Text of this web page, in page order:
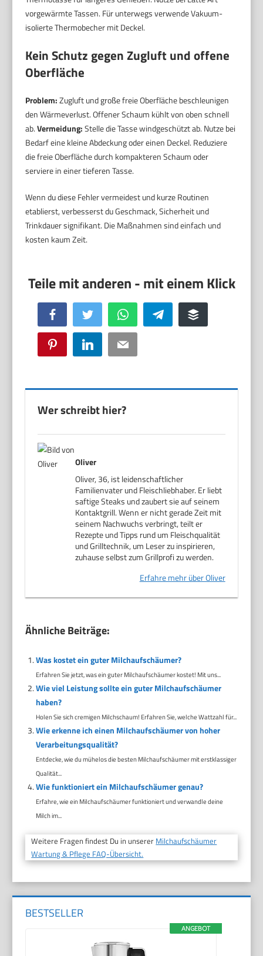
vorgewärmte Tassen. Für unterwegs verwende Vakuum-
isolierte Thermobecher mit Deckel.
Kein Schutz gegen Zugluft und offene
Oberfläche
Problem:Zugluft und große freie Oberfläche beschleunigen
den Wärmeverlust. Offener Schaum kühlt von oben schnell
ab.Vermeidung:Stelle die Tasse windgeschützt ab. Nutze bei
Bedarf eine kleine Abdeckung oder einen Deckel. Reduziere
die freie Oberfläche durch kompakteren Schaum oder
serviere in einer tieferen Tasse.
Wenn du diese Fehler vermeidest und kurze Routinen
etablierst, verbesserst du Geschmack, Sicherheit und
Trinkdauer signifikant. Die Maßnahmen sind einfach und
kosten kaum Zeit.
Facebook Twitter WhatsApp Telegram Buffer
Pinterest LinkedIn Email
Wer schreibt hier?
Oliver
Oliver, 36, ist leidenschaftlicher
Familienvater und Fleischliebhaber. Er liebt
saftige Steaks und zaubert sie auf seinem
Kontaktgrill. Wenn er nicht gerade Zeit mit
seinem Nachwuchs verbringt, teilt er
Rezepte und Tipps rund um Fleischqualität
und Grilltechnik, um Leser zu inspirieren,
zuhause selbst zum Grillprofi zu werden.
Erfahre mehr über Oliver
Ähnliche Beiträge:
Was kostet ein guter Milchaufschäumer?
Erfahren Sie jetzt, was ein guter Milchaufschäumer kostet! Mit uns...
Wie viel Leistung sollte ein guter Milchaufschäumer
haben?
Holen Sie sich cremigen Milchschaum! Erfahren Sie, welche Wattzahl für...
Wie erkenne ich einen Milchaufschäumer von hoher
Verarbeitungsqualität?
Entdecke, wie du mühelos die besten Milchaufschäumer mit erstklassiger
Qualität...
Wie funktioniert ein Milchaufschäumer genau?
Erfahre, wie ein Milchaufschäumer funktioniert und verwandle deine
Milch im...
Weitere Fragen findest Du in unserer Milchaufschäumer
Wartung & Pflege FAQ-Übersicht.
BESTSELLER
ANGEBOT